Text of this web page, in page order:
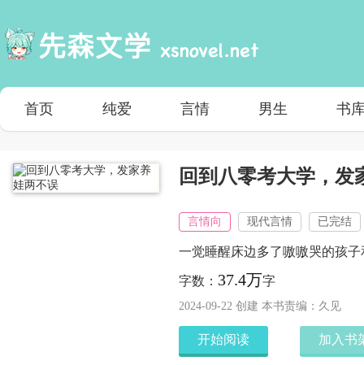
首页 纯爱 言情 男生 书
回到八零考大学，发
言情向 现代言情 已完结
一觉睡醒床边多了嗷嗷哭的孩
字数： 37.4万字
2024-09-22 创建 本书责编：久见
开始阅读 加入书